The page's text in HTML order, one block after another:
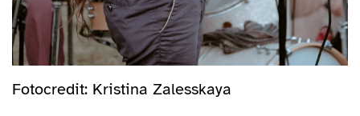
Fotocredit: Kristina Zalesskaya